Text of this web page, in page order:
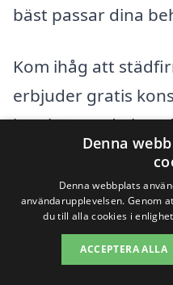
bäst passar dina
Kom ihåg att
erbjuder gratis
innebär att du kan
specifika behov
ger dig en
skräddarsydd
som ingår i priset.
med dina
Denna
Denna webbplats
användarupplevelsen. Genom
du till alla cookies i
ACCEPTERA ALLA